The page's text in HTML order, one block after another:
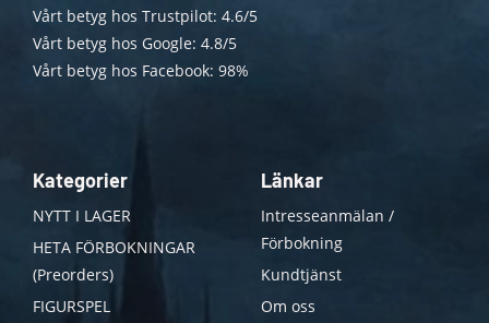
Vårt betyg hos Trustpilot: 4.6/5
Vårt betyg hos Google: 4.8/5
Vårt betyg hos Facebook: 98%
Kategorier
NYTT I LAGER
HETA FÖRBOKNINGAR
(Preorders)
FIGURSPEL
Länkar
Intresseanmälan /
Förbokning
Kundtjänst
Om oss